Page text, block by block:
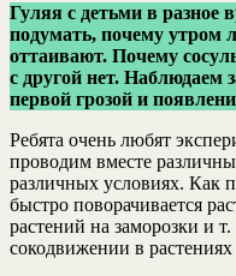
Гуляя с детьми в разное
подумать, почему утром
оттаивают. Почему
с другой нет. Наблюдаем
первой грозой и
Ребята очень любят
проводим вместе
различных условиях. Как
быстро поворачивается
растений на заморозки и
сокодвижении в